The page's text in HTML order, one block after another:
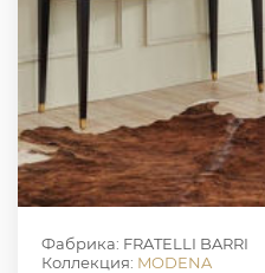
Фабрика: FRATELLI BARRI
Коллекция: MODENA